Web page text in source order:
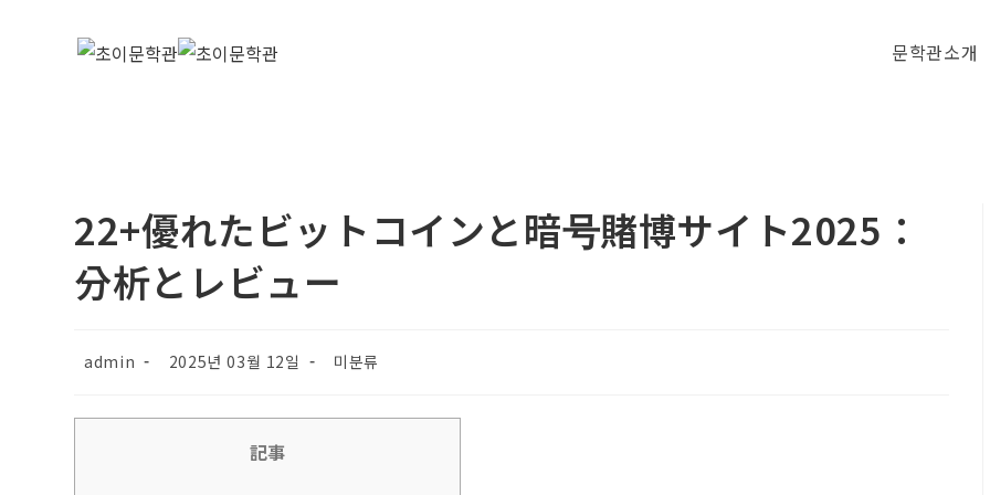
문학관소개
22+優れたビットコインと暗号賭博サイト2025：
分析とレビュー
admin 2025년 03월 12일 미분류
記事